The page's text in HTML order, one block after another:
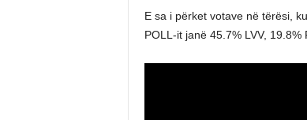
E sa i përket votave në tërësi,
POLL-it janë 45.7% LVV, 19.8%